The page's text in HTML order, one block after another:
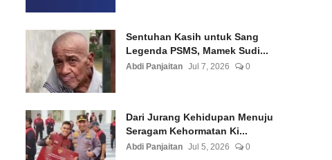
Sentuhan Kasih untuk Sang
Legenda PSMS, Mamek Sudi...
Abdi Panjaitan Jul 7, 2026 0
Dari Jurang Kehidupan Menuju
Seragam Kehormatan Ki...
Abdi Panjaitan Jul 5, 2026 0